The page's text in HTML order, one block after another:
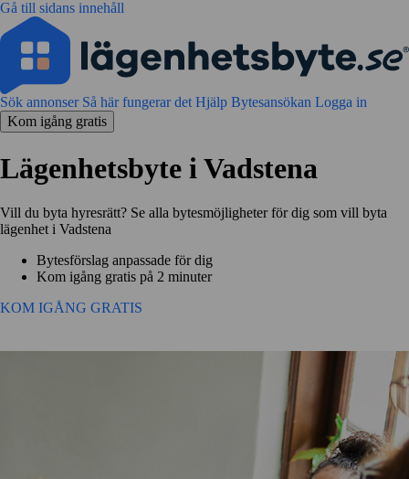
Gå till sidans innehåll
Sök annonser Så här fungerar det Hjälp Bytesansökan Logga in
Kom igång gratis
Lägenhetsbyte i Vadstena
Vill du byta hyresrätt? Se alla bytesmöjligheter för dig som vill byta
lägenhet i Vadstena
Bytesförslag anpassade för dig
Kom igång gratis på 2 minuter
KOM IGÅNG GRATIS